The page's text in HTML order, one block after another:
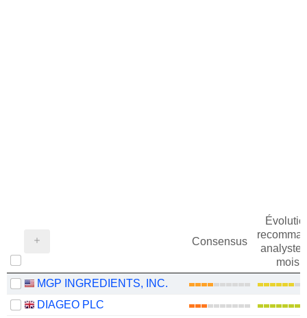
Consensus
mois
MGP INGREDIENTS, INC.
DIAGEO PLC